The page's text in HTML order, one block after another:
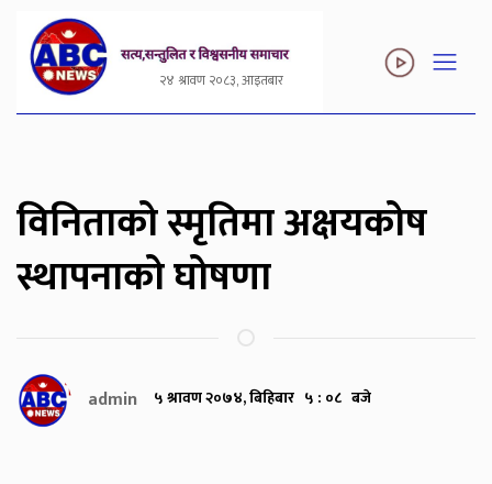
२४ श्रावण २०८३, आइतबार
विनिताको स्मृतिमा अक्षयकोष
स्थापनाको घोषणा
admin ५ श्रावण २०७४, बिहिबार ५ : ०८ बजे